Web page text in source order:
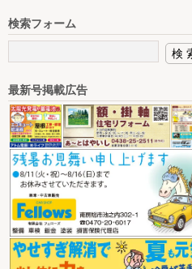
検索フォーム
最新号掲載広告